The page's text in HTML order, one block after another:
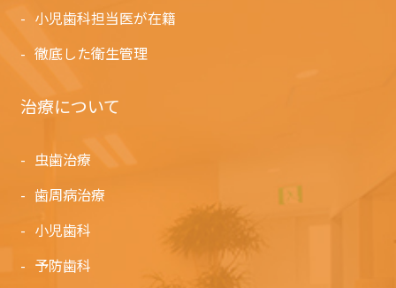
小児歯科担当医が在籍
徹底した衛生管理
治療について
虫歯治療
歯周病治療
小児歯科
予防歯科